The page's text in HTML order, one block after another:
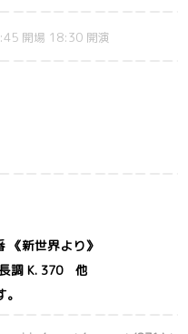
開場 18:30 開演
《新世界より》
調 K. 370 他